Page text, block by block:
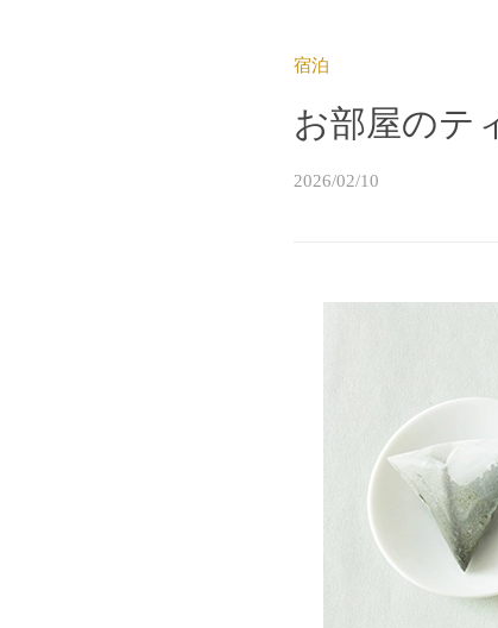
宿泊
お部屋のテ
2026/02/10